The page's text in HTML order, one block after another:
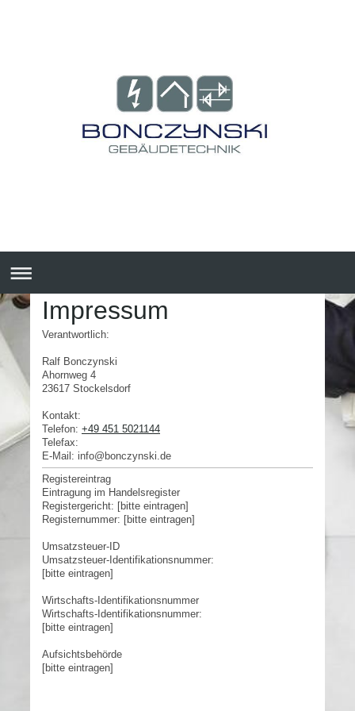
Impressum
Verantwortlich:
Ralf Bonczynski
Ahornweg 4
23617 Stockelsdorf
Kontakt:
Telefon: +49 451 5021144
Telefax:
E-Mail: info@bonczynski.de
Registereintrag
Eintragung im Handelsregister
Registergericht: [bitte eintragen]
Registernummer: [bitte eintragen]
Umsatzsteuer-ID
Umsatzsteuer-Identifikationsnummer:
[bitte eintragen]
Wirtschafts-Identifikationsnummer
Wirtschafts-Identifikationsnummer:
[bitte eintragen]
Aufsichtsbehörde
[bitte eintragen]